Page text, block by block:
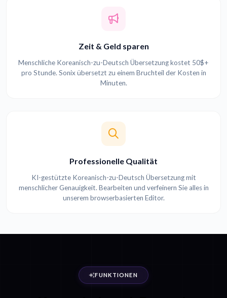
Zeit & Geld sparen
Menschliche Koreanisch-zu-Deutsch Übersetzung kostet 50$+
pro Stunde. Sonix übersetzt zu einem Bruchteil der Kosten in
Minuten.
Professionelle Qualität
KI-gestützte Koreanisch-zu-Deutsch Übersetzung mit
menschlicher Genauigkeit. Bearbeiten und verfeinern Sie alles in
unserem browserbasierten Editor.
FUNKTIONEN